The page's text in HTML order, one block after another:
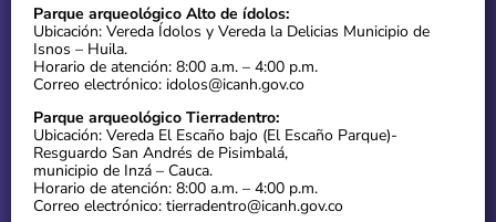
Parque arqueológico Alto de ídolos:
Ubicación: Vereda Ídolos y Vereda la Delicias Municipio de
Isnos – Huila.
Horario de atención: 8:00 a.m. – 4:00 p.m.
Correo electrónico: idolos@icanh.gov.co
Parque arqueológico Tierradentro:
Ubicación: Vereda El Escaño bajo (El Escaño Parque)-
Resguardo San Andrés de Pisimbalá,
municipio de Inzá – Cauca.
Horario de atención: 8:00 a.m. – 4:00 p.m.
Correo electrónico: tierradentro@icanh.gov.co